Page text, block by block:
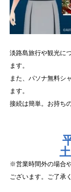
淡路島旅行や観光に
ます。
また、パソナ無料シ
ます。
接続は簡単。お持ち
※営業時間外の場合
ございます。ご了承